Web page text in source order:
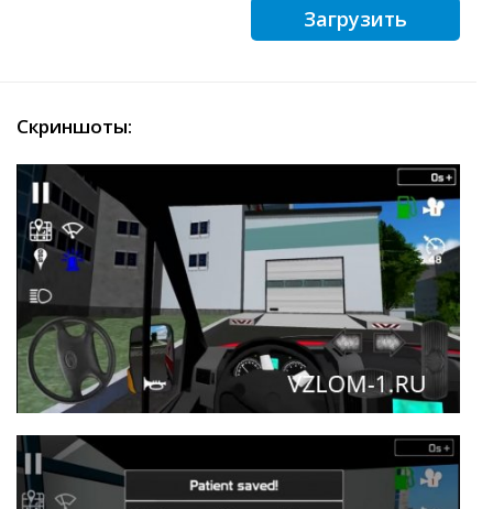
Загрузить
Скриншоты: